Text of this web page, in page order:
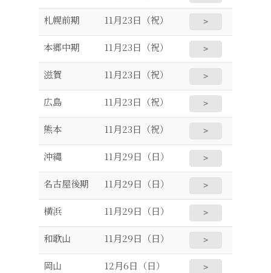
札幌前期 11月23日（祝） ＞
本郷中期 11月23日（祝） ＞
滋賀 11月23日（祝） ＞
広島 11月23日（祝） ＞
熊本 11月23日（祝） ＞
沖縄 11月29日（日） ＞
名古屋後期 11月29日（日） ＞
横浜 11月29日（日） ＞
和歌山 11月29日（日） ＞
岡山 12月6日（日） ＞